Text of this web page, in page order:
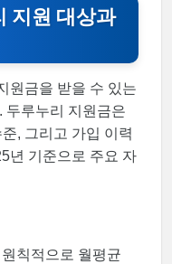
지원 대상과
원금을 받을 수 있는
두루누리 지원금은
, 그리고 가입 이력
년 기준으로 주요 자
원칙적으로 월평균